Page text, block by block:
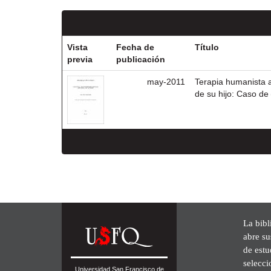
Vista
previa
Fecha de
publicación
Título
may-2011
Terapia humanista
de su hijo: Caso de
Universidad San Francisco de
La
abre
de